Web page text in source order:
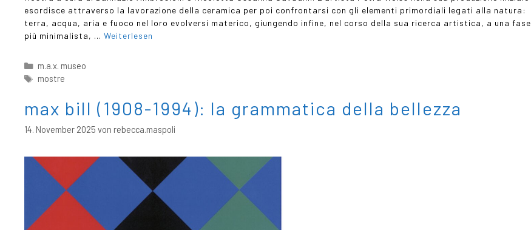
esordisce attraverso la lavorazione della ceramica per poi confrontarsi con gli elementi primordiali legati alla natura:
terra, acqua, aria e fuoco nel loro evolversi materico, giungendo infine, nel corso della sua ricerca artistica, a una fase
più minimalista, … Weiterlesen
m.a.x. museo
mostre
max bill (1908-1994): la grammatica della bellezza
14. November 2025 von rebecca.maspoli